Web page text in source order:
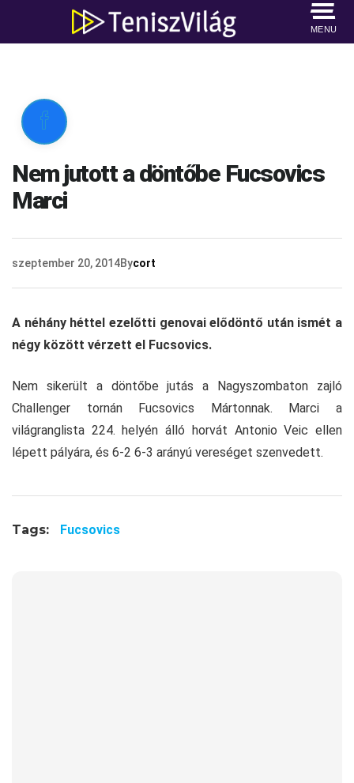
MENU

Nem jutott a döntőbe Fucsovics
Marci
szeptember 20, 2014Bycort
A néhány héttel ezelőtti genovai elődöntő után ismét a
négy között vérzett el Fucsovics.
Nem sikerült a döntőbe jutás a Nagyszombaton zajló
Challenger tornán Fucsovics Mártonnak. Marci a
világranglista 224. helyén álló horvát Antonio Veic ellen
lépett pályára, és 6-2 6-3 arányú vereséget szenvedett.
Tags: Fucsovics